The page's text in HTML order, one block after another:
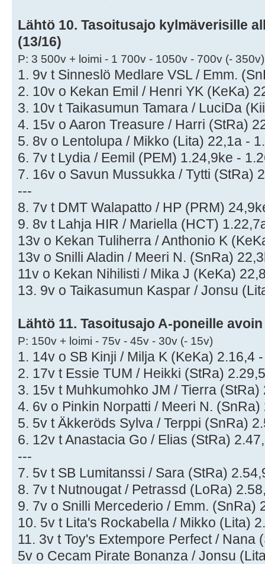
Lähtö 10. Tasoitusajo kylmäverisille
(13/16)
P: 3 500v + loimi - 1 700v - 1050v - 700v (- 350v)
1. 9v t Sinneslö Medlare VSL / Emm.
2. 10v o Kekan Emil / Henri YK (KeKa)
3. 10v t Taikasumun Tamara / LuciDa
4. 15v o Aaron Treasure / Harri (StRa)
5. 8v o Lentolupa / Mikko (Lita) 22,1a -
6. 7v t Lydia / Eemil (PEM) 1.24,9ke -
7. 16v o Savun Mussukka / Tytti (StRa)
---
8. 7v t DMT Walapatto / HP (PRM)
9. 8v t Lahja HIR / Mariella (HCT)
13v o Kekan Tuliherra / Anthonio K
13v o Snilli Aladin / Meeri N. (SnRa)
11v o Kekan Nihilisti / Mika J (KeKa)
13. 9v o Taikasumun Kaspar / Jonsu
Lähtö 11. Tasoitusajo A-poneille avoin
P: 150v + loimi - 75v - 45v - 30v (- 15v)
1. 14v o SB Kinji / Milja K (KeKa) 2.16,4
2. 17v t Essie TUM / Heikki (StRa)
3. 15v t Muhkumohko JM / Tierra (StRa)
4. 6v o Pinkin Norpatti / Meeri N.
5. 5v t Äkkeröds Sylva / Terppi (SnRa)
6. 12v t Anastacia Go / Elias (StRa)
---
7. 5v t SB Lumitanssi / Sara (StRa)
8. 7v t Nutnougat / Petrassd (LoRa)
9. 7v o Snilli Mercederio / Emm. (SnRa)
10. 5v t Lita's Rockabella / Mikko (Lita)
11. 3v t Toy's Extempore Perfect / Nana
5v o Cecam Pirate Bonanza / Jonsu